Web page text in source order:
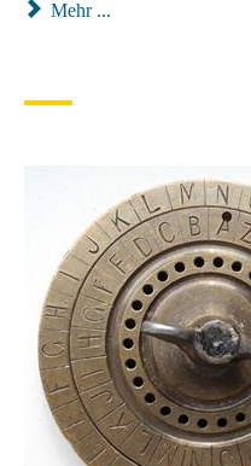
Mehr ...